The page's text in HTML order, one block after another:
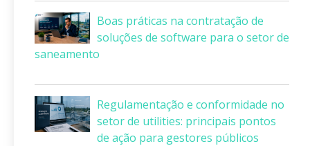
Boas práticas na contratação de
soluções de software para o setor de
saneamento
Regulamentação e conformidade no
setor de utilities: principais pontos
de ação para gestores públicos